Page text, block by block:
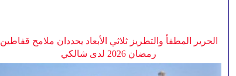
الحرير المطفأ والتطريز ثلاثي الأبعاد يحددان ملامح قفاطين
رمضان 2026 لدى شالكي